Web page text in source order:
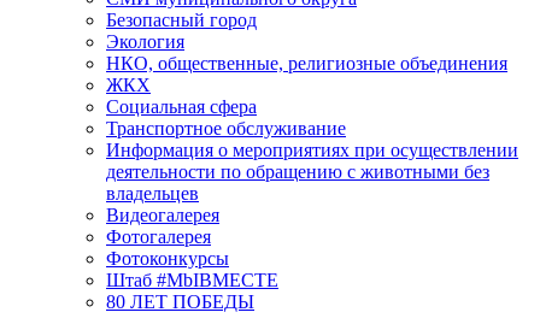
Безопасный город
Экология
НКО, общественные, религиозные объединения
ЖКХ
Социальная сфера
Транспортное обслуживание
Информация о мероприятиях при осуществлении
деятельности по обращению с животными без
владельцев
Видеогалерея
Фотогалерея
Фотоконкурсы
Штаб #MbIBMECTE
80 ЛЕТ ПОБЕДЫ